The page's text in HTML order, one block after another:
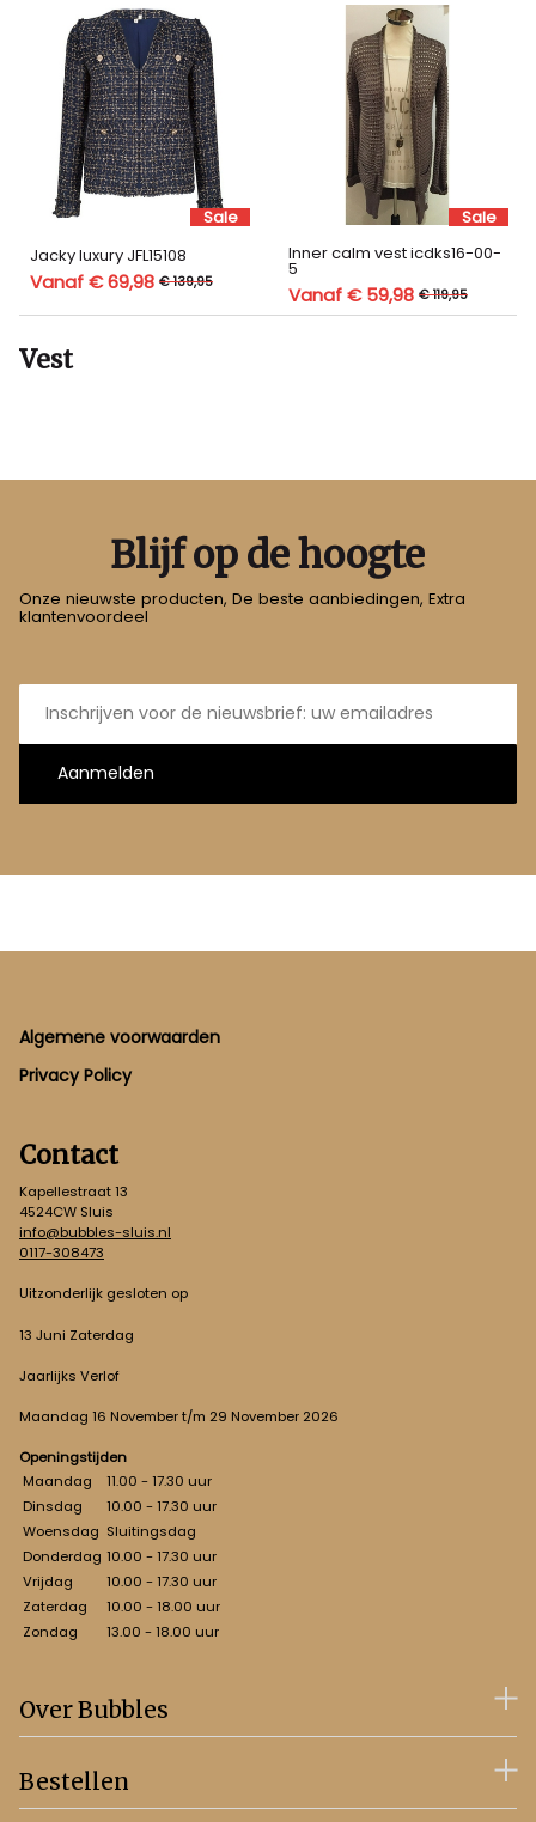
Sale
Jacky luxury JFL15108
Vanaf € 69,98 € 139,95
Sale
Inner calm vest icdks16-00-
5
Vanaf € 59,98 € 119,95
Vest
Blijf op de hoogte
Onze nieuwste producten, De beste aanbiedingen, Extra
klantenvoordeel
E-
mailadres
Aanmelden
Footer
Algemene voorwaarden
Privacy Policy
Contact
Kapellestraat 13
4524CW Sluis
info@bubbles-sluis.nl
0117-308473
Uitzonderlijk gesloten op
13 Juni Zaterdag
Jaarlijks Verlof
Maandag 16 November t/m 29 November 2026
Openingstijden
Maandag
11.00 - 17.30 uur
Dinsdag
10.00 - 17.30 uur
Woensdag Sluitingsdag
Donderdag 10.00 - 17.30 uur
Vrijdag
10.00 - 17.30 uur
Zaterdag
10.00 - 18.00 uur
Zondag
13.00 - 18.00 uur
Over Bubbles
Bestellen